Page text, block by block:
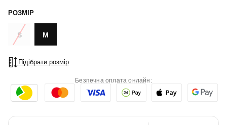
РОЗМІР
S M
Підібрати розмір
Безпечна оплата онлайн: